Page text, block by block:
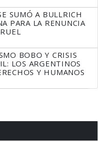
SUMÓ A BULLRICH
PARA LA RENUNCIA
BOBO Y CRISIS
LOS ARGENTINOS
Y HUMANOS